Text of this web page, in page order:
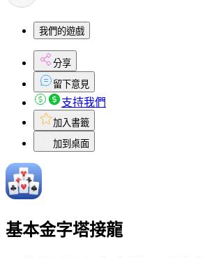
我們的遊戲
分享
留下意見
支持我們
加入書籤
加到桌面
基本金字塔接龍